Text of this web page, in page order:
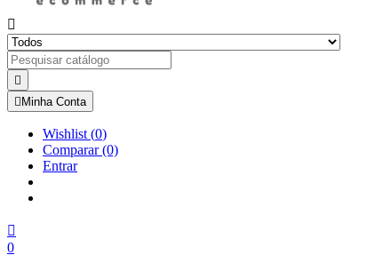


 Minha Conta
Wishlist (0)
Comparar(0)
Entrar

0